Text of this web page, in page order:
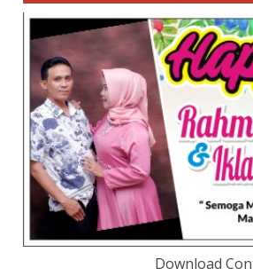
Download